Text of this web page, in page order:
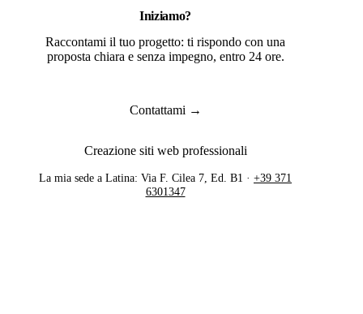
Iniziamo?
Raccontami il tuo progetto: ti rispondo con una
proposta chiara e senza impegno, entro 24 ore.
Contattami →
Creazione siti web professionali
La mia sede a Latina: Via F. Cilea 7, Ed. B1 · +39 371
6301347